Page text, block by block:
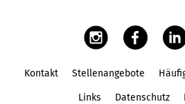
Kontakt Stellenangebote
Links Datenschutz